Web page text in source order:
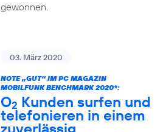
gewonnen.
03. März 2020
NOTE „GUT“ IM PC MAGAZIN
MOBILFUNK BENCHMARK 2020*:
O2 Kunden surfen und
telefonieren in einem
zuverlässig